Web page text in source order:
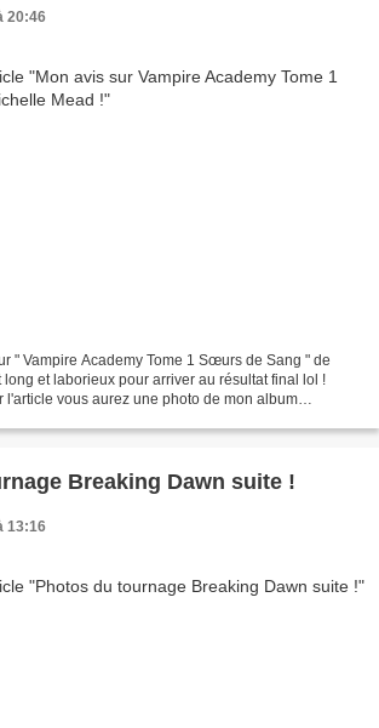
20:46
" Vampire Academy Tome 1 Sœurs de Sang " de
long et laborieux pour arriver au résultat final lol !
l'article vous aurez une photo de mon album
Breaking Dawn suite !
13:16